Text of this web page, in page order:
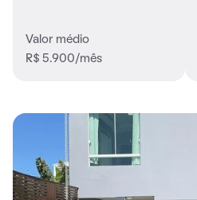
Valor médio
R$ 5.900/mês